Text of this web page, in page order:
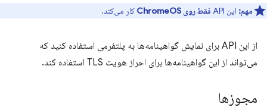
مهم: این API فقط روی ChromeOS کار می‌کند.
از این API برای نمایش گواهینامه‌ها به پلتفرمی استفاده کنید که
می‌تواند از این گواهینامه‌ها برای احراز هویت TLS استفاده کند.
مجوزها